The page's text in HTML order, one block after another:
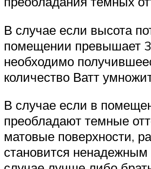
В случае если высота
помещении превышает
необходимо
количество Ватт
В случае если в
преобладают темные
матовые поверхности,
становится ненадежным